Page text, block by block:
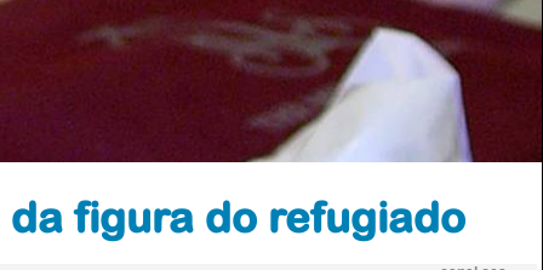
figura do refugiado